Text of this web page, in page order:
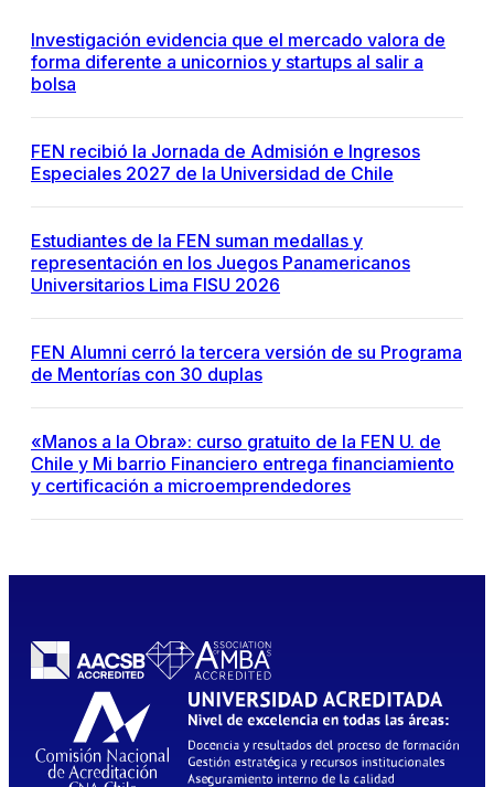
Investigación evidencia que el mercado valora de
forma diferente a unicornios y startups al salir a
bolsa
FEN recibió la Jornada de Admisión e Ingresos
Especiales 2027 de la Universidad de Chile
Estudiantes de la FEN suman medallas y
representación en los Juegos Panamericanos
Universitarios Lima FISU 2026
FEN Alumni cerró la tercera versión de su Programa
de Mentorías con 30 duplas
«Manos a la Obra»: curso gratuito de la FEN U. de
Chile y Mi barrio Financiero entrega financiamiento
y certificación a microemprendedores